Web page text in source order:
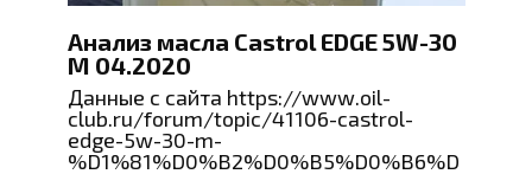
Анализ масла Castrol EDGE 5W-30
M 04.2020
Данные с сайта https://www.oil-
club.ru/forum/topic/41106-castrol-
edge-5w-30-m-
%D1%81%D0%B2%D0%B5%D0%B6%D